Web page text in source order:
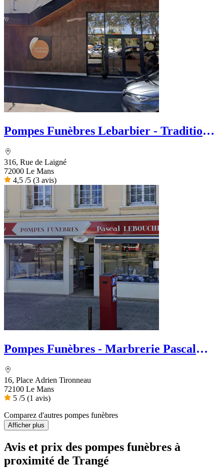
Pompes Funèbres Lebarbier - Tradition
316, Rue de Laigné
72000 Le Mans
4,5 /5 (3 avis)
Pompes Funèbres - Marbrerie Pascal
16, Place Adrien Tironneau
72100 Le Mans
5 /5 (1 avis)
Comparez d'autres pompes funèbres
Afficher plus
Avis et prix des pompes funèbres à
proximité de Trangé